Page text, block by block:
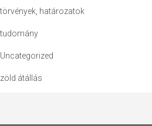
törvények, határozatok
tudomány
Uncategorized
zöld átállás